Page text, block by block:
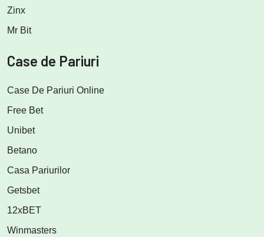
Zinx
Mr Bit
Case de Pariuri
Case De Pariuri Online
Free Bet
Unibet
Betano
Casa Pariurilor
Getsbet
12xBET
Winmasters